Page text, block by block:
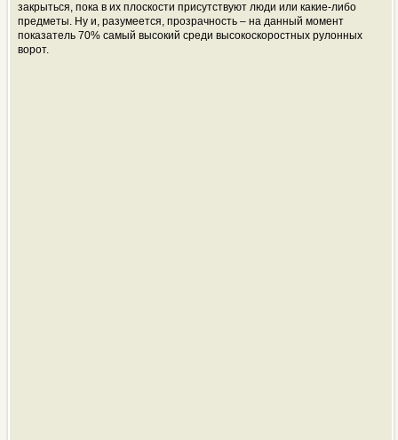
закрыться, пока в их плоскости присутствуют люди или какие-либо
предметы. Ну и, разумеется, прозрачность – на данный момент
показатель 70% самый высокий среди высокоскоростных рулонных
ворот.